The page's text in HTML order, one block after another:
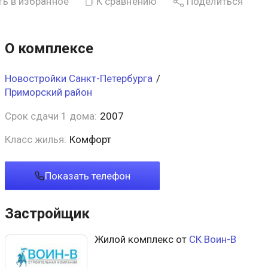
О комплексе
Новостройки Санкт-Петербурга /
Приморский район
Срок сдачи 1 дома: 2007
Класс жилья: Комфорт
Показать телефон
Застройщик
Жилой комплекс от СК Воин-В